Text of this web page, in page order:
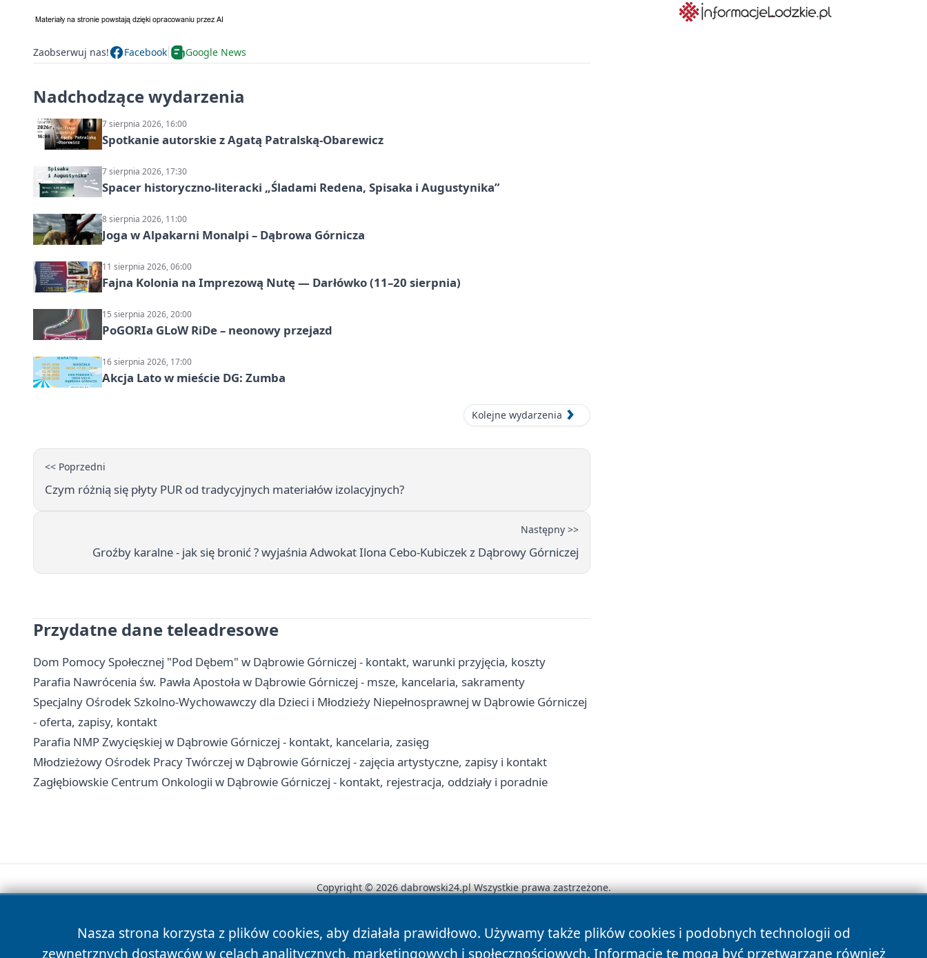
Zaobserwuj nas! Facebook Google News
Nadchodzące wydarzenia
7 sierpnia 2026, 16:00
Spotkanie autorskie z Agatą Patralską-Obarewicz
7 sierpnia 2026, 17:30
Spacer historyczno-literacki „Śladami Redena, Spisaka i Augustynika”
8 sierpnia 2026, 11:00
Joga w Alpakarni Monalpi – Dąbrowa Górnicza
11 sierpnia 2026, 06:00
Fajna Kolonia na Imprezową Nutę — Darłówko (11–20 sierpnia)
15 sierpnia 2026, 20:00
PoGORIa GLoW RiDe – neonowy przejazd
16 sierpnia 2026, 17:00
Akcja Lato w mieście DG: Zumba
Kolejne wydarzenia
<< Poprzedni
Czym różnią się płyty PUR od tradycyjnych materiałów izolacyjnych?
Następny >>
Groźby karalne - jak się bronić ? wyjaśnia Adwokat Ilona Cebo-Kubiczek z Dąbrowy Górniczej
Przydatne dane teleadresowe
Dom Pomocy Społecznej "Pod Dębem" w Dąbrowie Górniczej - kontakt, warunki przyjęcia, koszty
Parafia Nawrócenia św. Pawła Apostoła w Dąbrowie Górniczej - msze, kancelaria, sakramenty
Specjalny Ośrodek Szkolno-Wychowawczy dla Dzieci i Młodzieży Niepełnosprawnej w Dąbrowie Górniczej
- oferta, zapisy, kontakt
Parafia NMP Zwycięskiej w Dąbrowie Górniczej - kontakt, kancelaria, zasięg
Młodzieżowy Ośrodek Pracy Twórczej w Dąbrowie Górniczej - zajęcia artystyczne, zapisy i kontakt
Zagłębiowskie Centrum Onkologii w Dąbrowie Górniczej - kontakt, rejestracja, oddziały i poradnie
Nasza strona korzysta z plików cookies, aby działała prawidłowo. Używamy także plików cookies i podobnych technologii od
zewnętrznych dostawców w celach analitycznych, marketingowych i społecznościowych. Informacje te mogą być przetwarzane również
Copyright © 2026 dabrowski24.pl Wszystkie prawa zastrzeżone.
News Autorzy Polityka Prywatności Polityka Cookies